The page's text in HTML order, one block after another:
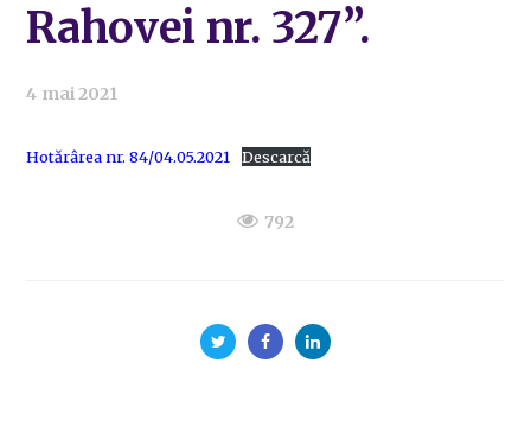
Rahovei nr. 327”.
4 mai 2021
Hotărârea nr. 84/04.05.2021 Descarcă
792